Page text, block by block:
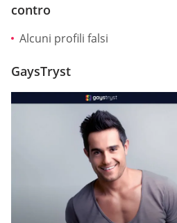
contro
Alcuni profili falsi
GaysTryst